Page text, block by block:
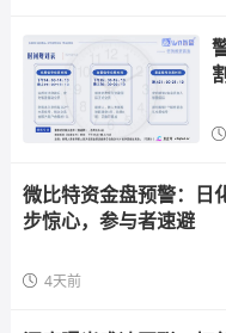
微比特资金盘预警：日
步惊心，参与者速避
4天前